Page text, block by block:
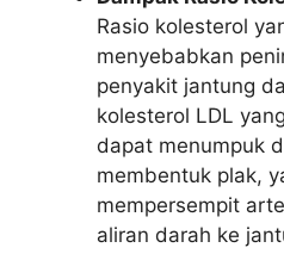
Rasio kolesterol
menyebabkan
penyakit jantung
kolesterol LDL
dapat menumpuk
membentuk plak,
mempersempit
aliran darah ke